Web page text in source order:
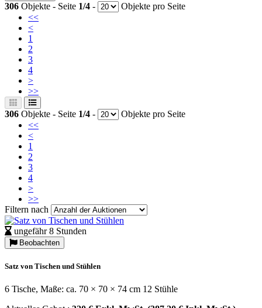
306 Objekte - Seite 1/4 -
Objekte pro Seite
<<
<
1
2
3
4
>
>>
306 Objekte - Seite 1/4 -
Objekte pro Seite
<<
<
1
2
3
4
>
>>
Filtern nach
ungefähr 8 Stunden
Beobachten
Satz von Tischen und Stühlen
6 Tische, Maße: ca. 70 × 70 × 74 cm 12 Stühle